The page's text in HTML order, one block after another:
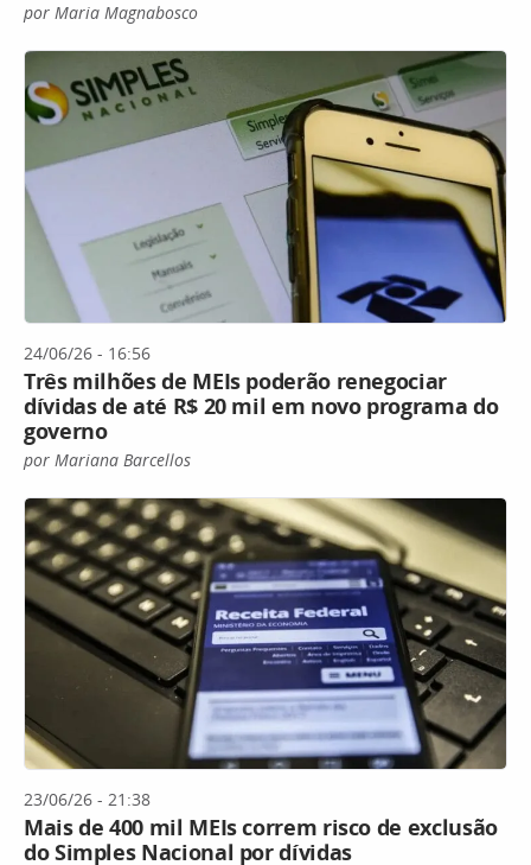
por Maria Magnabosco
24/06/26 - 16:56
Três milhões de MEIs poderão renegociar
dívidas de até R$ 20 mil em novo programa do
governo
por Mariana Barcellos
23/06/26 - 21:38
Mais de 400 mil MEIs correm risco de exclusão
do Simples Nacional por dívidas